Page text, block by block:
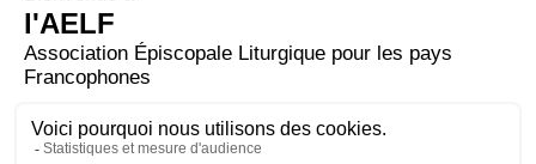
ORAISON
Dieu qui renouvelles par le baptême ceux qui croient en
contre les assauts du mal pour qu'ils répondent
fidèlement à ta grâce.